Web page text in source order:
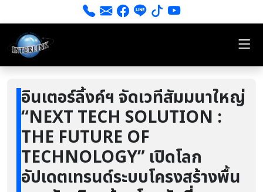
อินเตอร์ลิ้งค์ฯ จัดเวทีสัมมนาใหญ่
“NEXT TECH SOLUTION :
THE FUTURE OF
TECHNOLOGY” เปิดโลก
อัปเดตเทรนด์ระบบโครงสร้างพื้น